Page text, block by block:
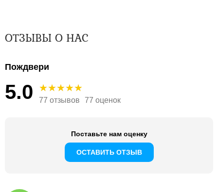
ОТЗЫВЫ О НАС
Пождвери
5.0 77 отзывов 77 оценок
Поставьте нам оценку
ОСТАВИТЬ ОТЗЫВ